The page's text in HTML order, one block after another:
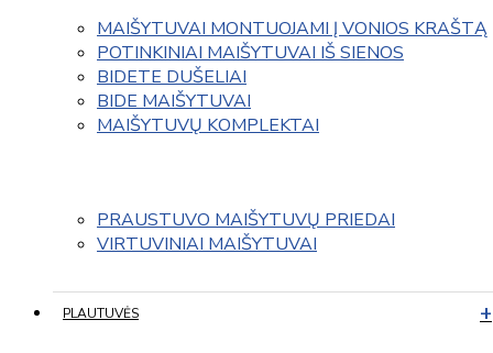
MAIŠYTUVAI MONTUOJAMI Į VONIOS KRAŠTĄ
POTINKINIAI MAIŠYTUVAI IŠ SIENOS
BIDETE DUŠELIAI
BIDE MAIŠYTUVAI
MAIŠYTUVŲ KOMPLEKTAI
PRAUSTUVO MAIŠYTUVŲ PRIEDAI
VIRTUVINIAI MAIŠYTUVAI
PLAUTUVĖS